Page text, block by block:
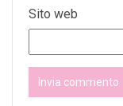
Sito web